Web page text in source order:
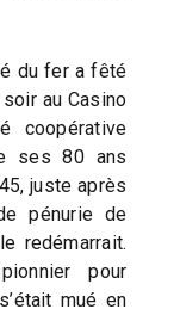
du fer a fêté
au Casino
coopérative
ses 80 ans
juste après
pénurie de
redémarrait.
pour
mué en